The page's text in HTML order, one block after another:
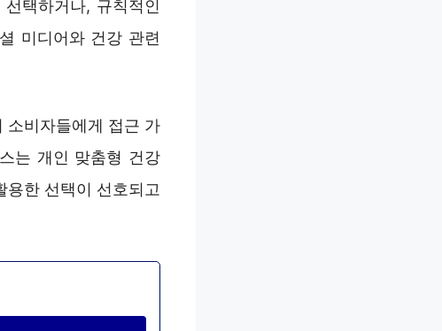
택하거나, 규칙적인
미디어와 건강 관련
소비자들에게 접근 가
는 개인 맞춤형 건강
한 선택이 선호되고